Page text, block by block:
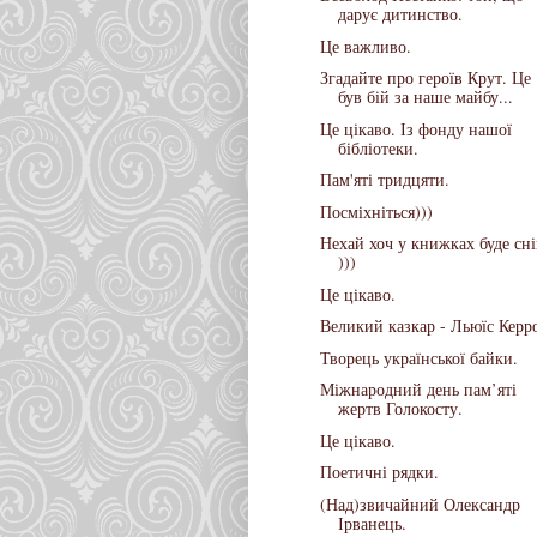
дарує дитинство.
Це важливо.
Згадайте про героїв Крут. Це
був бій за наше майбу...
Це цікаво. Із фонду нашої
бібліотеки.
Пам'яті тридцяти.
Посміхніться)))
Нехай хоч у книжках буде
)))
Це цікаво.
Великий казкар - Льюїс
Творець української байки.
Міжнародний день пам’яті
жертв Голокосту.
Це цікаво.
Поетичні рядки.
(Над)звичайний Олександр
Ірванець.